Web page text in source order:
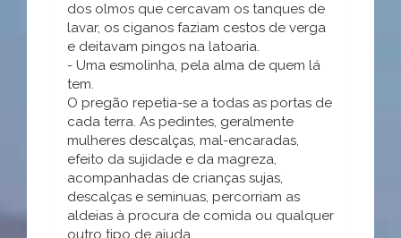
dos olmos que cercavam os tanques de
lavar, os ciganos faziam cestos de verga
e deitavam pingos na latoaria.
- Uma esmolinha, pela alma de quem lá
tem.
O pregão repetia-se a todas as portas de
cada terra. As pedintes, geralmente
mulheres descalças, mal-encaradas,
efeito da sujidade e da magreza,
acompanhadas de crianças sujas,
descalças e seminuas, percorriam as
aldeias à procura de comida ou qualquer
outro tipo de ajuda.